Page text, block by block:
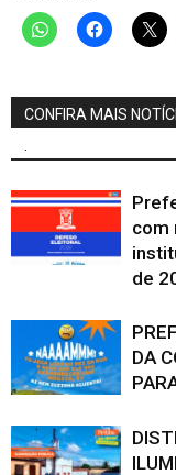
CONFIRA MAIS
com
de
DA